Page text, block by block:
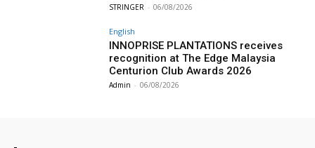
STRINGER - 06/08/2026
English
INNOPRISE PLANTATIONS receives
recognition at The Edge Malaysia
Centurion Club Awards 2026
Admin - 06/08/2026